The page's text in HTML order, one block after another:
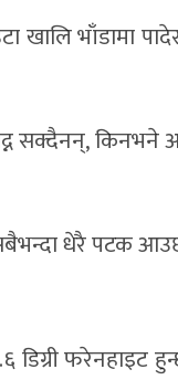
खालि भाँडामा
सक्दैनन्, किनभने
धेरै पटक
डिग्री